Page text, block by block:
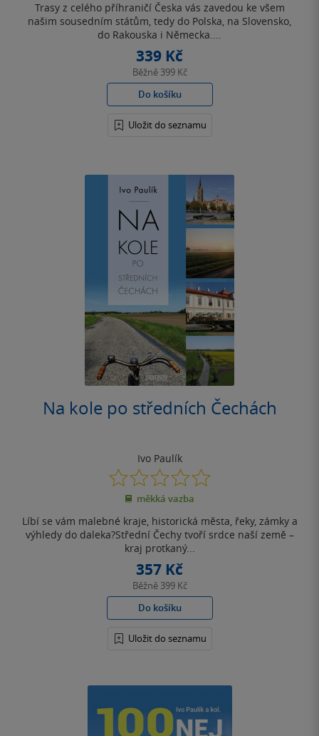
Trasy z celého příhraničí Česka vás zavedou ke všem
našim sousedním státům, tedy do Polska, na Slovensko,
do Rakouska i Německa....
339 Kč
Běžně 399 Kč
Do košíku
Uložit do seznamu
Na kole po středních Čechách
Ivo Paulík
0.0
z
5
měkká vazba
Líbí se vám malebné kraje, historická města, řeky, zámky a
výhledy do daleka?Střední Čechy tvoří srdce naší země –
kraj protkaný...
357 Kč
Běžně 399 Kč
Do košíku
Uložit do seznamu